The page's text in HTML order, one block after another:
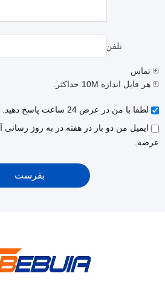
تلفن:
تماس
هر فایل اندازه 10M حداکثر.
لطفا با من در عرض 24 ساعت پاسخ دهید.
ایمیل من دو بار در هفته در به روز
عرضه.